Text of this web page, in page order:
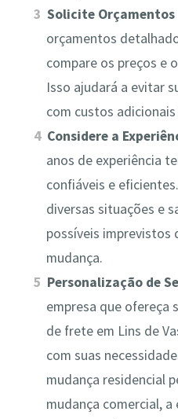
Solicite Orçamentos
orçamentos
compare os preços e
Isso ajudará a evitar
com custos
Considere a
anos de experiência
confiáveis e
diversas situações e
possíveis imprevistos
mudança.
Personalização de
empresa que ofereça
de frete em Lins de
com suas
mudança residencial
mudança comercial, a